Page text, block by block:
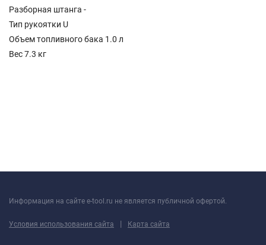
Разборная штанга -
Тип рукоятки U
Объем топливного бака 1.0 л
Вес 7.3 кг
Информация на сайте e-tool.ru не является публичной офертой.
Условия использования сайта | Карта сайта